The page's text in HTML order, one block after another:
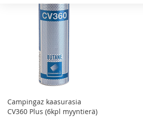
Campingaz kaasurasia
CV360 Plus (6kpl myyntierä)